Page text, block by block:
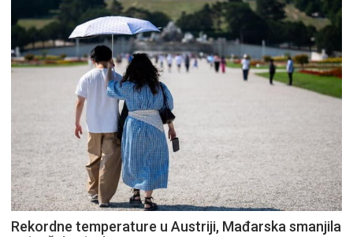
Rekordne temperature u Austriji, Mađarska smanjila